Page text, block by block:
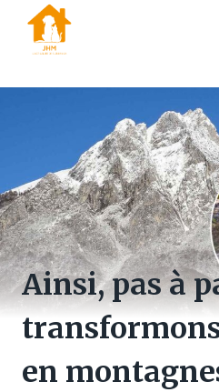
content
Ainsi, pas à
en